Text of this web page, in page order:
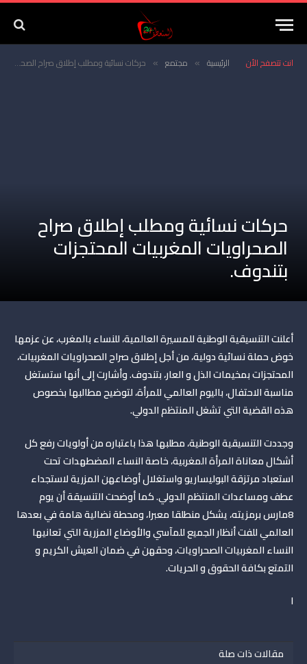
انت تتصفح الأن الرئيسية » مجتمع » حركات نسائية ومطلب إطلاق صراح الصحراويات المغربيات المحتجزات بتندوف.
حركات نسائية ومطلب إطلاق صراح
الصحراويات المغربيات المحتجزات
بتندوف.
أعلنت التنسيقية الوطنية للمسيرة العالمية، للنساء بالمغرب، عن عزمها
خوض حملة نسائية دولية، من أجل إطلاق صراح الصحراويات المغربيات،
المحتجزات بمخيمات الذل و العار، بتندوف. وأشارت إلى أنها ستستغل
مناسبة الاحتفال، باليوم العالمي للمرأة، لتوضيح مطالبها بخصوص
هذه القضية التي تشغل المنتظم الدولي.
وجددت التنسيقية الوطنية، مطلبها هذا باعتباره من أولويات رفع كل
أشكال معاناة المرأة المغربية، خاصة النساء المضطهدات تحت
استعباد مرتزقة البوليساريو واستغلال أوضاعهن المزرية لاستجداء
عطف ومساعدات المنتظم الدولي. كما أوضحت التنسيقة أن يوم
8مارس برمزيته، يشكل منطلقا معبرا، ومحطة نضالية هامة في بعدها
العالمي للفت أنظار الجميع للمآسي والأوضاع المزرية التي تعانيها
النساء المغربيات الصحراويات، وحقهن في ضمان العيش الكريم و
التمتع بكافة الحقوق و الحريات.
ا
مقالات ذات صلة